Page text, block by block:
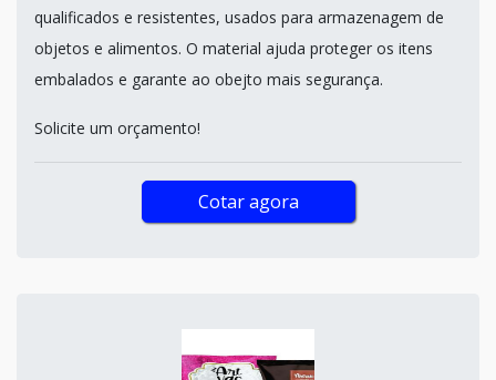
qualificados e resistentes, usados para armazenagem de
objetos e alimentos. O material ajuda proteger os itens
embalados e garante ao obejto mais segurança.
Solicite um orçamento!
Cotar agora